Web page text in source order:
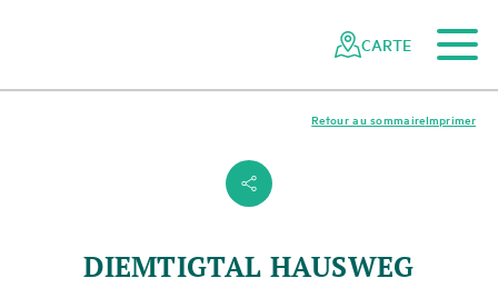
réseau
CARTE
s
Imprimer
Retour au sommaire
DIEMTIGTAL HAUSWEG